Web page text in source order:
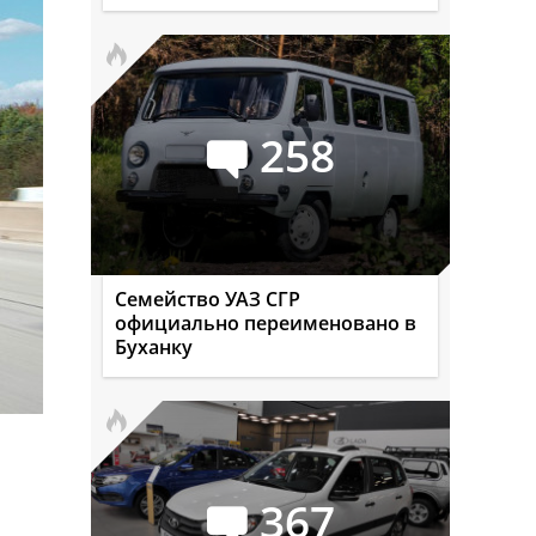
258
Семейство УАЗ СГР
официально переименовано в
Буханку
367